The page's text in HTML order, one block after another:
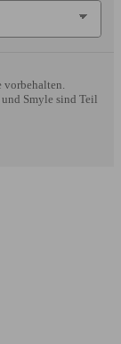
Smyle sind Teil